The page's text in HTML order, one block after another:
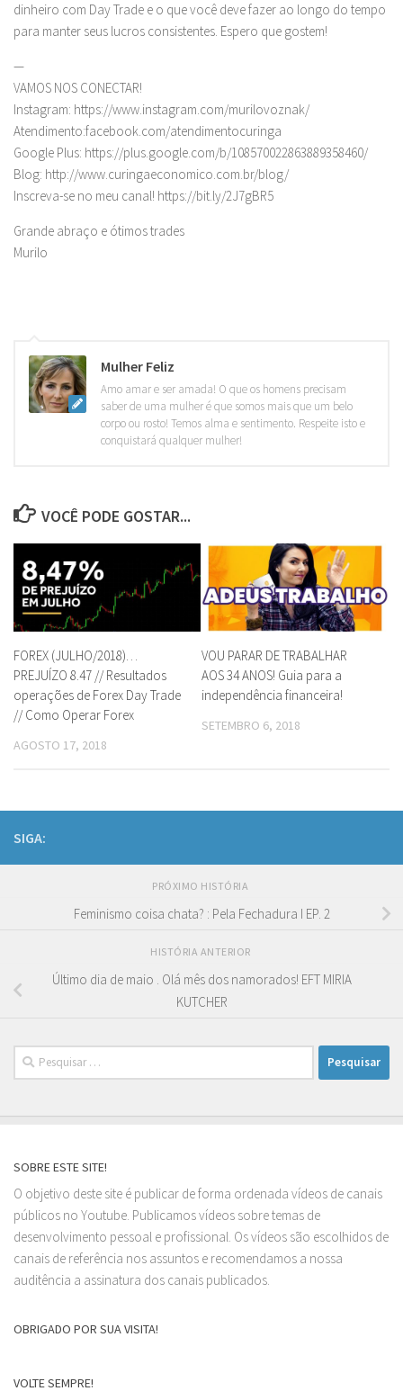
dinheiro com Day Trade e o que você deve fazer ao longo do tempo
para manter seus lucros consistentes. Espero que gostem!
—
VAMOS NOS CONECTAR!
Instagram: https://www.instagram.com/murilovoznak/
Atendimento:facebook.com/atendimentocuringa
Google Plus: https://plus.google.com/b/108570022863889358460/
Blog: http://www.curingaeconomico.com.br/blog/
Inscreva-se no meu canal! https://bit.ly/2J7gBR5
Grande abraço e ótimos trades
Murilo
Mulher Feliz
Amo amar e ser amada! O que os homens precisam
saber de uma mulher é que somos mais que um belo
corpo ou rosto! Temos alma e sentimento. Respeite isto e
conquistará qualquer mulher!
VOCÊ PODE GOSTAR...
FOREX (JULHO/2018)…
PREJUÍZO 8.47 // Resultados
operações de Forex Day Trade
// Como Operar Forex
AGOSTO 17, 2018
VOU PARAR DE TRABALHAR
AOS 34 ANOS! Guia para a
independência financeira!
SETEMBRO 6, 2018
SIGA:
PRÓXIMO HISTÓRIA
Feminismo coisa chata? : Pela Fechadura I EP. 2
HISTÓRIA ANTERIOR
Último dia de maio . Olá mês dos namorados! EFT MIRIA
KUTCHER
Pesquisar
por:
SOBRE ESTE SITE!
O objetivo deste site é publicar de forma ordenada vídeos de canais
públicos no Youtube. Publicamos vídeos sobre temas de
desenvolvimento pessoal e profissional. Os vídeos são escolhidos de
canais de referência nos assuntos e recomendamos a nossa
auditência a assinatura dos canais publicados.
OBRIGADO POR SUA VISITA!
VOLTE SEMPRE!